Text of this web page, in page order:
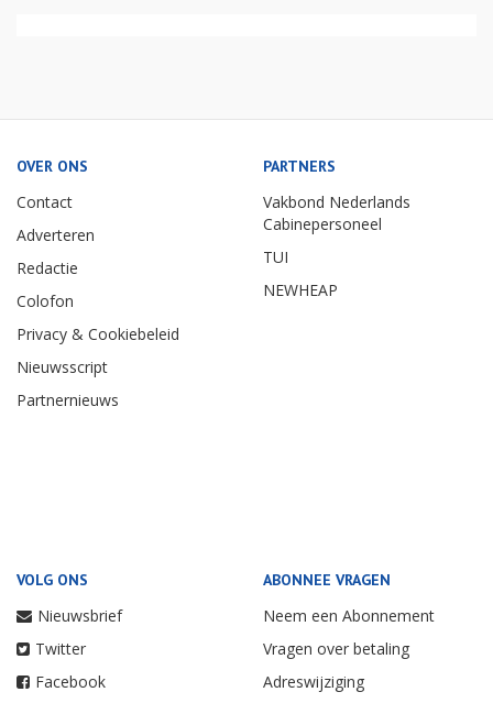
OVER ONS
Contact
Adverteren
Redactie
Colofon
Privacy & Cookiebeleid
Nieuwsscript
Partnernieuws
PARTNERS
Vakbond Nederlands
Cabinepersoneel
TUI
NEWHEAP
VOLG ONS
Nieuwsbrief
Twitter
Facebook
ABONNEE VRAGEN
Neem een Abonnement
Vragen over betaling
Adreswijziging